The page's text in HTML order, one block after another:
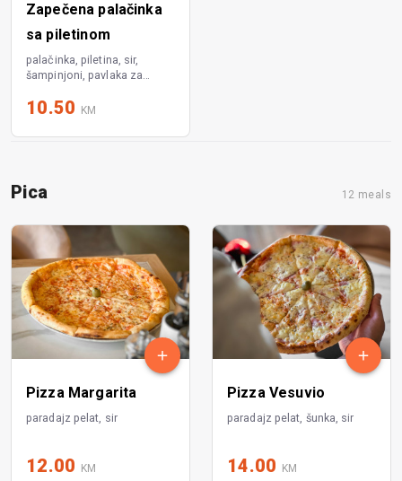
Zapečena palačinka
sa piletinom
palačinka, piletina, sir,
šampinjoni, pavlaka za
10.50 KM
Pica 12 meals
Pizza Margarita
paradajz pelat, sir
12.00 KM
Pizza Vesuvio
paradajz pelat, šunka, sir
14.00 KM